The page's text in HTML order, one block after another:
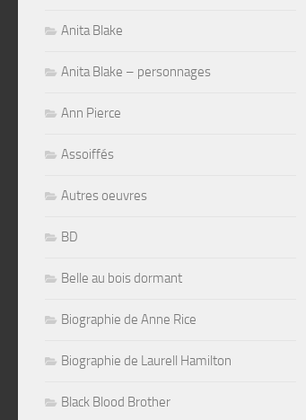
Anita Blake
Anita Blake – personnages
Ann Pierce
Assoiffés
Autres oeuvres
BD
Belle au bois dormant
Biographie de Anne Rice
Biographie de Laurell Hamilton
Black Blood Brother